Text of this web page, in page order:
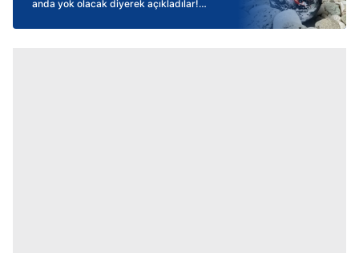
anda yok olacak diyerek açıkladılar!